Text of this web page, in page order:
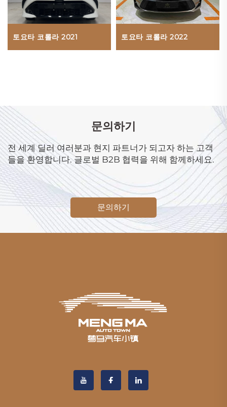
토요타 코롤라 2021 토요타 코롤라 2022
문의하기
전 세계 딜러 여러분과 현지 파트너가 되고자 하는 고객
들을 환영합니다. 글로벌 B2B 협력을 위해 함께하세요.
문의하기